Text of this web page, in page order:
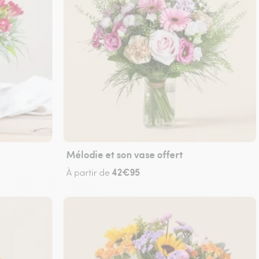
Mélodie et son vase offert
À partir de42€95